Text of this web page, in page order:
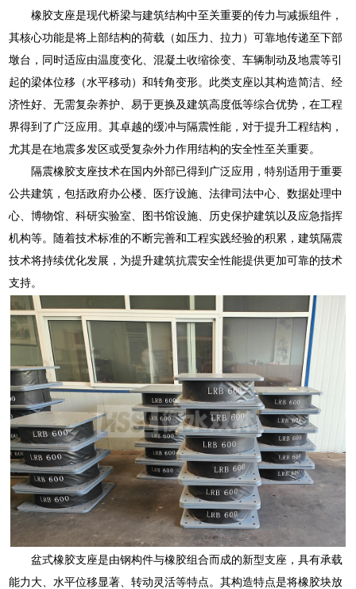
橡胶支座是现代桥梁与建筑结构中至关重要的传力与减振组件，
其核心功能是将上部结构的荷载（如压力、拉力）可靠地传递至下部
墩台，同时适应由温度变化、混凝土收缩徐变、车辆制动及地震等引
起的梁体位移（水平移动）和转角变形。此类支座以其构造简洁、经
济性好、无需复杂养护、易于更换及建筑高度低等综合优势，在工程
界得到了广泛应用。其卓越的缓冲与隔震性能，对于提升工程结构，
尤其是在地震多发区或受复杂外力作用结构的安全性至关重要。
隔震橡胶支座技术在国内外部已得到广泛应用，特别适用于重要
公共建筑，包括政府办公楼、医疗设施、法律司法中心、数据处理中
心、博物馆、科研实验室、图书馆设施、历史保护建筑以及应急指挥
机构等。随着技术标准的不断完善和工程实践经验的积累，建筑隔震
技术将持续优化发展，为提升建筑抗震安全性能提供更加可靠的技术
支持。
盆式橡胶支座是由钢构件与橡胶组合而成的新型支座，具有承载
能力大、水平位移显著、转动灵活等特点。其构造特点是将橡胶块放